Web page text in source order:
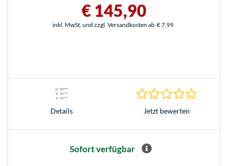
€ 145,90
inkl. MwSt. und zzgl. Versandkosten ab € 7,99
Details Jetzt bewerten
Sofort verfügbar